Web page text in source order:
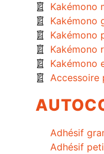
Kakémono
Kakémono
Kakémono
Kakémono
Kakémono
Accessoire
Adhésif
Adhésif